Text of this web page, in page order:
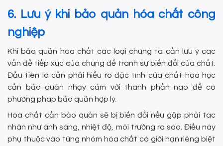
6. Lưu ý khi bảo quản hóa chất công
nghiệp
Khi bảo quản hóa chất các loại chúng ta cần lưu ý các
vấn đề tiếp xúc của chúng để tránh sự biến đổi của chất.
Đầu tiên là cần phải hiểu rõ đặc tính của chất hóa học
cần bảo quản nhạy cảm với thành phần nào để có
phương pháp bảo quản hợp lý.
Hóa chất cần bảo quản sẽ bị biến đổi nếu gặp phải tác
nhân như ánh sáng, nhiệt độ, môi trường ra sao. Điều này
phụ thuộc vào từng nhóm hóa chất có giới hạn riêng biệt